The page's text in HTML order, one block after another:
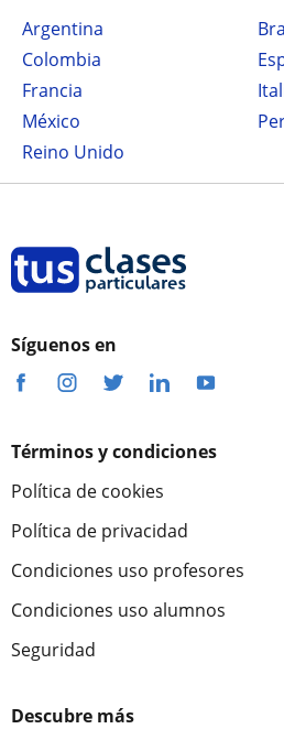
Argentina
Colombia
Francia
México
Reino Unido
Síguenos en
Términos y condiciones
Política de cookies
Política de privacidad
Condiciones uso profesores
Condiciones uso alumnos
Seguridad
Descubre más